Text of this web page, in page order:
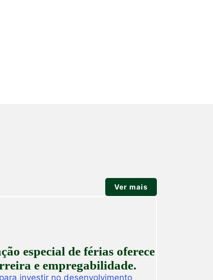
Ver mais
especial de férias oferece
e empregabilidade.
investir no desenvolvimento